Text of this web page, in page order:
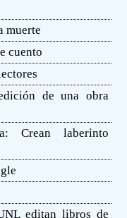
muerte
cuento
de una obra
Crean laberinto
editan libros de